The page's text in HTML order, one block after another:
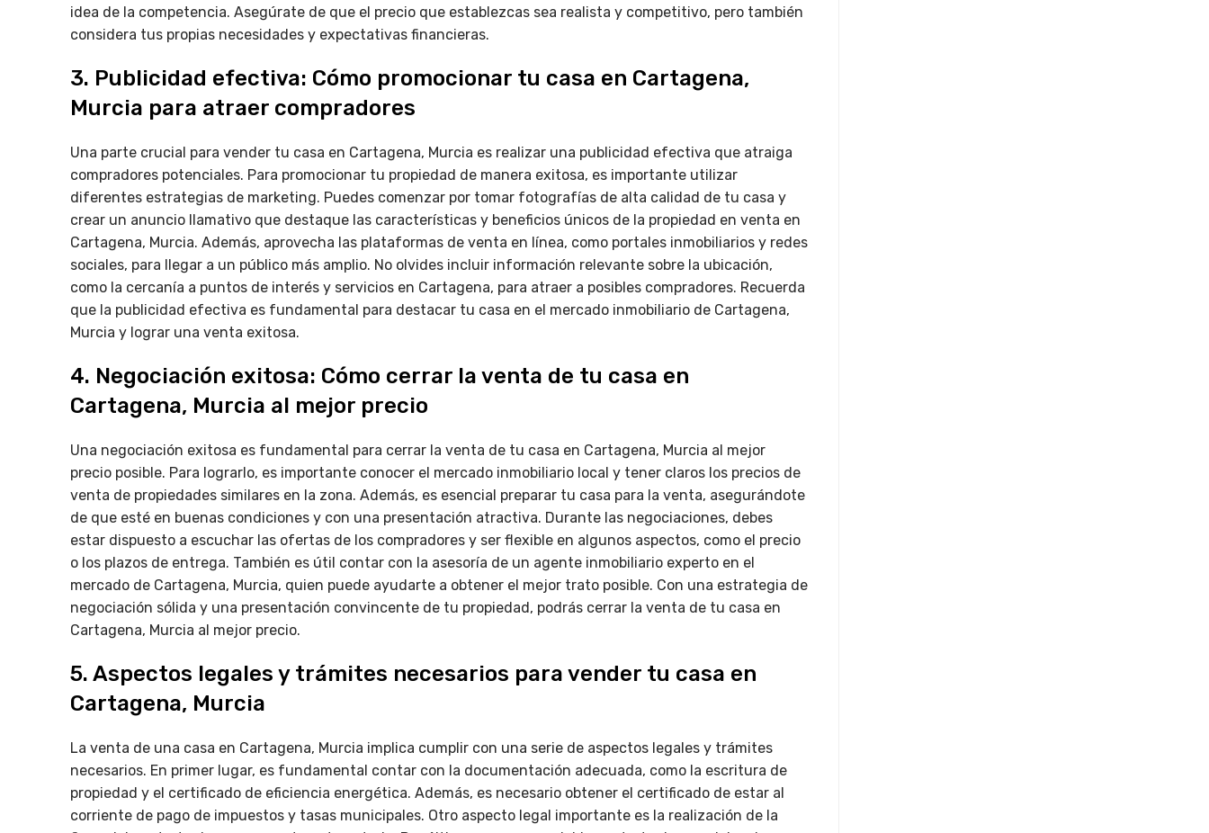
idea de la competencia. Asegúrate de que el precio que establezcas sea realista y competitivo, pero también
considera tus propias necesidades y expectativas financieras.
3. Publicidad efectiva: Cómo promocionar tu casa en Cartagena,
Murcia para atraer compradores
Una parte crucial para vender tu casa en Cartagena, Murcia es realizar una publicidad efectiva que atraiga
compradores potenciales. Para promocionar tu propiedad de manera exitosa, es importante utilizar
diferentes estrategias de marketing. Puedes comenzar por tomar fotografías de alta calidad de tu casa y
crear un anuncio llamativo que destaque las características y beneficios únicos de la propiedad en venta en
Cartagena, Murcia. Además, aprovecha las plataformas de venta en línea, como portales inmobiliarios y redes
sociales, para llegar a un público más amplio. No olvides incluir información relevante sobre la ubicación,
como la cercanía a puntos de interés y servicios en Cartagena, para atraer a posibles compradores. Recuerda
que la publicidad efectiva es fundamental para destacar tu casa en el mercado inmobiliario de Cartagena,
Murcia y lograr una venta exitosa.
4. Negociación exitosa: Cómo cerrar la venta de tu casa en
Cartagena, Murcia al mejor precio
Una negociación exitosa es fundamental para cerrar la venta de tu casa en Cartagena, Murcia al mejor
precio posible. Para lograrlo, es importante conocer el mercado inmobiliario local y tener claros los precios de
venta de propiedades similares en la zona. Además, es esencial preparar tu casa para la venta, asegurándote
de que esté en buenas condiciones y con una presentación atractiva. Durante las negociaciones, debes
estar dispuesto a escuchar las ofertas de los compradores y ser flexible en algunos aspectos, como el precio
o los plazos de entrega. También es útil contar con la asesoría de un agente inmobiliario experto en el
mercado de Cartagena, Murcia, quien puede ayudarte a obtener el mejor trato posible. Con una estrategia de
negociación sólida y una presentación convincente de tu propiedad, podrás cerrar la venta de tu casa en
Cartagena, Murcia al mejor precio.
5. Aspectos legales y trámites necesarios para vender tu casa en
Cartagena, Murcia
La venta de una casa en Cartagena, Murcia implica cumplir con una serie de aspectos legales y trámites
necesarios. En primer lugar, es fundamental contar con la documentación adecuada, como la escritura de
propiedad y el certificado de eficiencia energética. Además, es necesario obtener el certificado de estar al
corriente de pago de impuestos y tasas municipales. Otro aspecto legal importante es la realización de la